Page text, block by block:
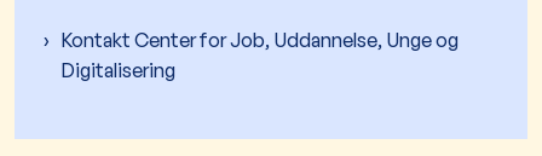
Kontakt Center for Job, Uddannelse, Unge og
Digitalisering